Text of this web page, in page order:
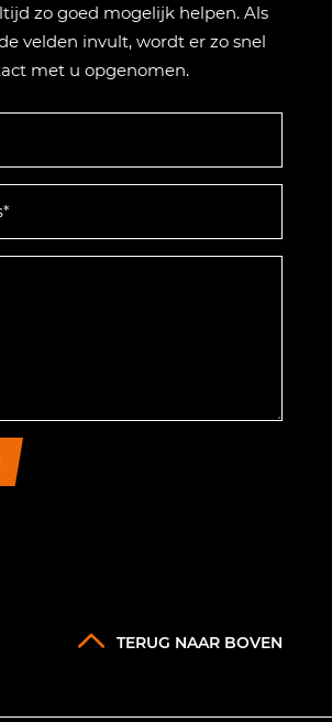
zo goed mogelijk helpen. Als
velden invult, wordt er zo snel
met u opgenomen.
TERUG NAAR BOVEN